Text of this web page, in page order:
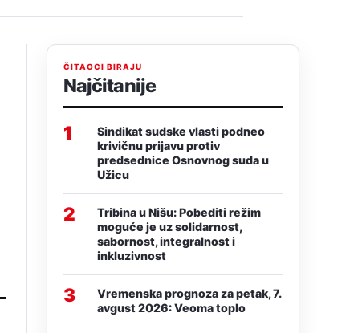
ČITAOCI BIRAJU
Najčitanije
1
Sindikat sudske vlasti podneo
krivičnu prijavu protiv
predsednice Osnovnog suda u
Užicu
2
Tribina u Nišu: Pobediti režim
moguće je uz solidarnost,
sabornost, integralnost i
inkluzivnost
3
Vremenska prognoza za petak, 7.
avgust 2026: Veoma toplo